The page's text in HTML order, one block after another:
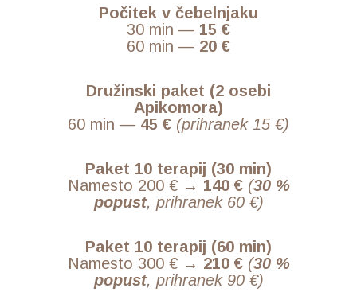
Počitek v čebelnjaku
30 min — 15 €
60 min — 20 €
Družinski paket (2 osebi
Apikomora)
60 min — 45 € (prihranek 15 €)
Paket 10 terapij (30 min)
Namesto 200 € → 140 €(30 %
popust, prihranek 60 €)
Paket 10 terapij (60 min)
Namesto 300 € → 210 € (30 %
popust, prihranek 90 €)